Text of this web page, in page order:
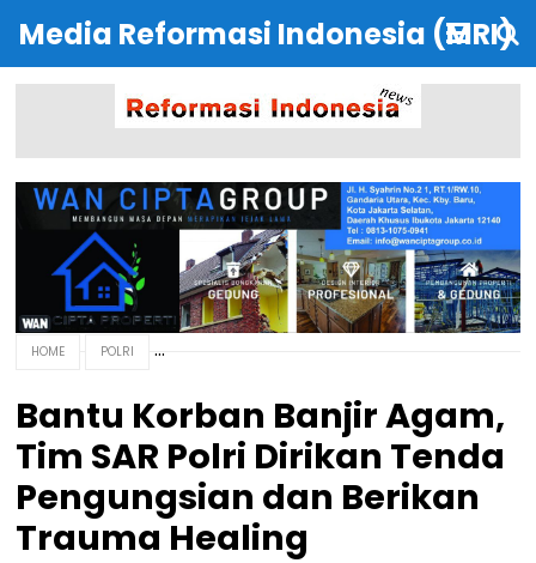
Media Reformasi Indonesia (MRI)
HOME POLRI
Bantu Korban Banjir Agam,
Tim SAR Polri Dirikan Tenda
Pengungsian dan Berikan
Trauma Healing